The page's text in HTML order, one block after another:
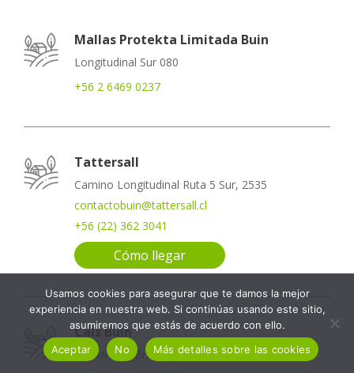
Mallas Protekta Limitada Buin
Longitudinal Sur 080
+56 2 6469 0237
Tattersall
Camino Longitudinal Ruta 5 Sur, 2535
contactobuin@tattersall.cl
+56 (22) 362 3041
Cómo llegar
Cals Buin
Bernardino Bravo 0151
Usamos cookies para asegurar que te damos la mejor
experiencia en nuestra web. Si continúas usando este sitio,
asumiremos que estás de acuerdo con ello.
Aceptar
No Más detalles sobre las cookies